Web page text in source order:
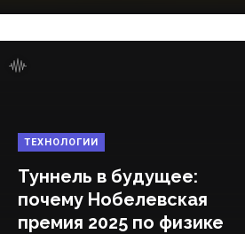
ТЕХНОЛОГИИ
Туннель в будущее:
почему Нобелевская
премия 2025 по физике